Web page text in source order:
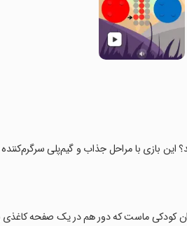
این بازی با مراحل جذاب و گیم‌پلی
کودکی ماست که دور هم در یک صفحه کاغذی